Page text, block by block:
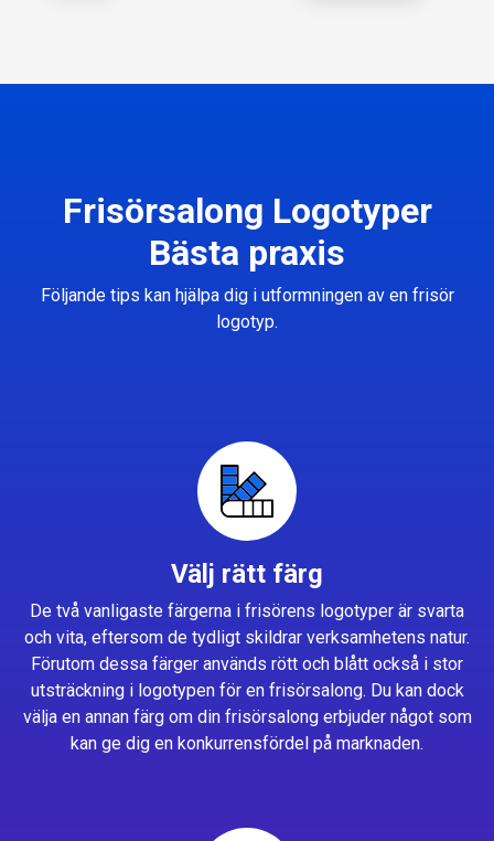
Frisörsalong Logotyper
Bästa praxis
Följande tips kan hjälpa dig i utformningen av en frisör
logotyp.
Välj rätt färg
De två vanligaste färgerna i frisörens logotyper är svarta
och vita, eftersom de tydligt skildrar verksamhetens natur.
Förutom dessa färger används rött och blått också i stor
utsträckning i logotypen för en frisörsalong. Du kan dock
välja en annan färg om din frisörsalong erbjuder något som
kan ge dig en konkurrensfördel på marknaden.